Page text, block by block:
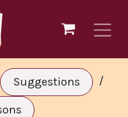
Suggestions /